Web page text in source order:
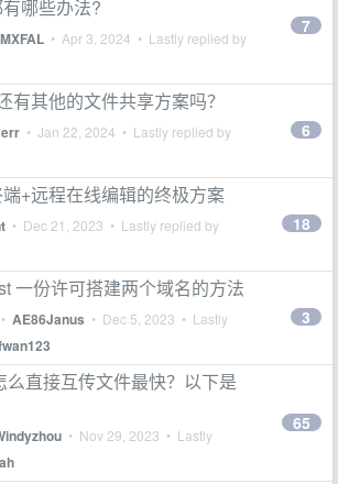
哪些办法?
• Apr 3, 2024 • Lastly replied by
7
有其他的文件共享方案吗？
• Jan 22, 2024 • Lastly replied by 6
+远程在线编辑的终极方案
• Dec 21, 2023 • Lastly replied by 18
一份许可搭建两个域名的方法
• AE86Janus • Dec 5, 2023 • Lastly
3
么直接互传文件最快？以下是
• Nov 29, 2023 • Lastly
65